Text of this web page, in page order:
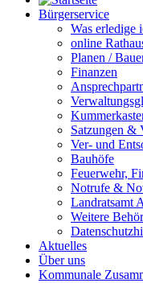
Bürgerservice
Was erledige
online
Planen /
Finanzen
Satzungen &
Ver- und
Bauhöfe
Feuerwehr,
Notrufe &
Landratsamt
Weitere
Aktuelles
Über uns
Kommunale